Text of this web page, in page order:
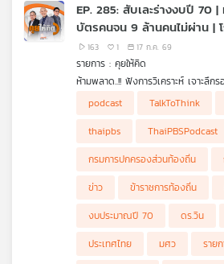
เรา
EP. 285: สับเละร่างงบปี 70 |
บัตรคนจน 9 ล้านคนไม่ผ่าน |
ข้าราชการไม่จบ
163 1 17 ก.ค. 69
รายการ : คุยให้คิด
ห้ามพลาด..!! ฟังการวิเคราะห์ เจาะลึ
ข่าวร้อน
• คลังเคาะ "ผู้ขอรับสิทธิ์บัตรคนจน"
ล้านคน
• ทำไมผู้ที่ยื่นขอสิทธิ์บัตรคนจน 9 ล้าน
• ศุภจีถอยแล้ว "ข้าวราดแกง 40 บา
3,600 คน
• ขั้นตอนการลงดาบ "3,600 รายชื่อ
• ความคล้ายกันของคดีโกงสอบข้ารา
podcast TalkToThink
thaipbs
ThaiPBSPodcast
กรมการปกครองส่วนท้องถิ่น
ข่าว
ข้าราชการท้องถิ่น
งบประมาณปี 70
ดร.วิน
ประเทศไทย
มศว
ราย